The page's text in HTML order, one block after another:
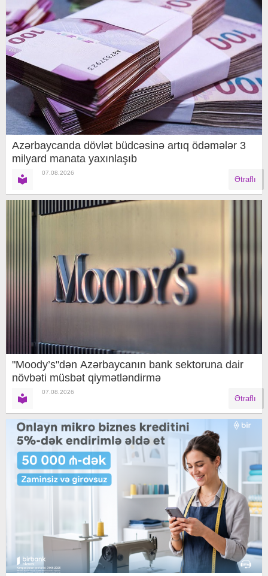
Azərbaycanda dövlət büdcəsinə artıq ödəmələr 3
milyard manata yaxınlaşıb
07.08.2026
Ətraflı
"Moody’s"dən Azərbaycanın bank sektoruna dair
növbəti müsbət qiymətləndirmə
07.08.2026
Ətraflı